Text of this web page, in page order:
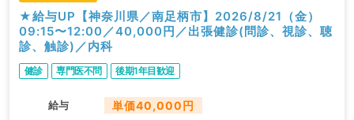
★給与UP【神奈川県／南足柄市】2026/8/21（金）
09:15〜12:00／40,000円／出張健診(問診、視診、聴
診、触診)／内科
健診 専門医不問 後期1年目歓迎
給与 単価40,000円